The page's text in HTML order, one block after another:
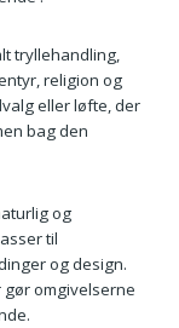
tryllehandling,
religion og
eller løfte, der
bag den
og
til
og design.
gør omgivelserne